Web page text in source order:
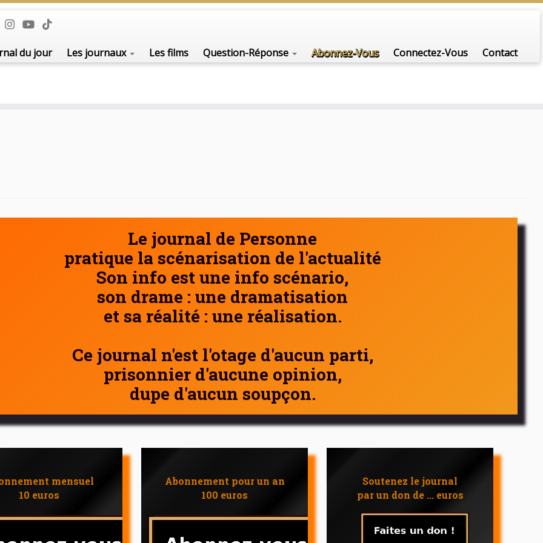
du jour Les journaux Les films Question-Réponse Abonnez-Vous Connectez-Vous Contact
Le journal de Personne
pratique la scénarisation de l'actualité
Son info est une info scénario,
son drame : une dramatisation
et sa réalité : une réalisation.
Ce journal n'est l'otage d'aucun parti,
prisonnier d'aucune opinion,
dupe d'aucun soupçon.
mensuel
10 euros
Abonnement pour un an
100 euros
Soutenez le journal
par un don de ... euros